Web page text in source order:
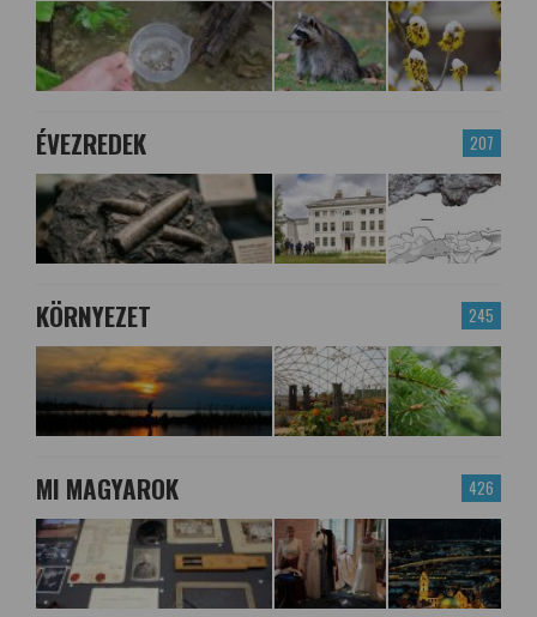
207
ÉVEZREDEK
245
KÖRNYEZET
426
MI MAGYAROK